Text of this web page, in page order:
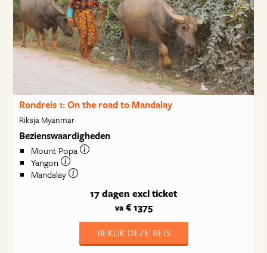
Rondreis 1: On the road to Mandalay
Riksja Myanmar
Bezienswaardigheden
Mount Popa
Yangon
Mandalay
17 dagen excl ticket
va€ 1375
BEKIJK DEZE REIS